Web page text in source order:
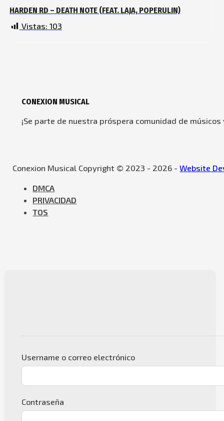
HARDEN RD – DEATH NOTE (FEAT. LAJA, POPERULIN)
Vistas: 103
CONEXION MUSICAL
¡Se parte de nuestra próspera comunidad de
Conexion Musical Copyright © 2023 - 2026 -Website
DMCA
PRIVACIDAD
TOS
Username o correo electrónico
Contraseña